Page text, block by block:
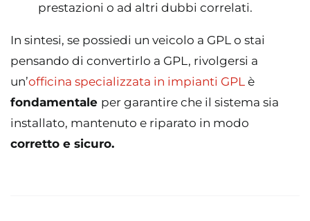
prestazioni o ad altri dubbi correlati.
In sintesi, se possiedi un veicolo a GPL o stai
pensando di convertirlo a GPL, rivolgersi a
un’officina specializzata in impianti GPL è
fondamentale per garantire che il sistema sia
installato, mantenuto e riparato in modo
corretto e sicuro.